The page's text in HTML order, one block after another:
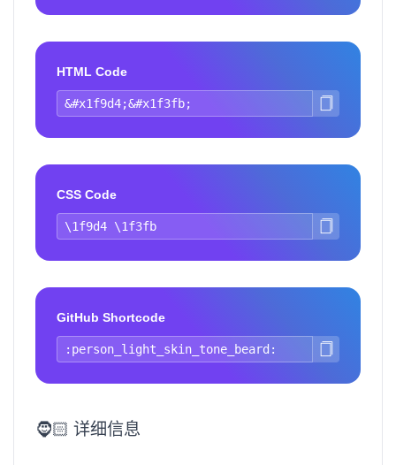
HTML Code
CSS Code
GitHub Shortcode
🧔🏻 详细信息